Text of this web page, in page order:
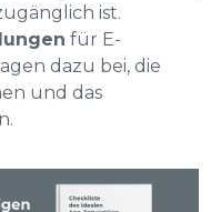
ist.
für E-
dazu bei, die
und das